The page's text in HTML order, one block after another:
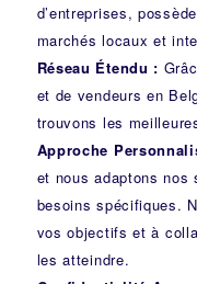
d’entreprises,
marchés locaux et
Réseau Étendu :
et de vendeurs en
trouvons les
Approche
et nous adaptons nos
besoins spécifiques.
vos objectifs et à
les atteindre.